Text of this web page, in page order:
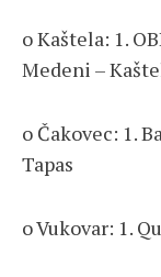
o Kaštela: 1.
Medeni –
o Čakovec: 1.
Tapas
o Vukovar: 1.